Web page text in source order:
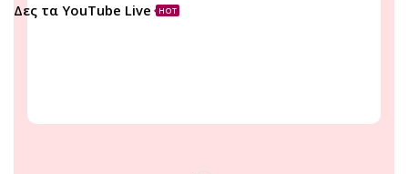
Δες τα YouTube Live HOT